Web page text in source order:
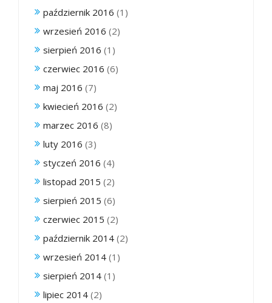
październik 2016 (1)
wrzesień 2016 (2)
sierpień 2016 (1)
czerwiec 2016 (6)
maj 2016 (7)
kwiecień 2016 (2)
marzec 2016 (8)
luty 2016 (3)
styczeń 2016 (4)
listopad 2015 (2)
sierpień 2015 (6)
czerwiec 2015 (2)
październik 2014 (2)
wrzesień 2014 (1)
sierpień 2014 (1)
lipiec 2014 (2)